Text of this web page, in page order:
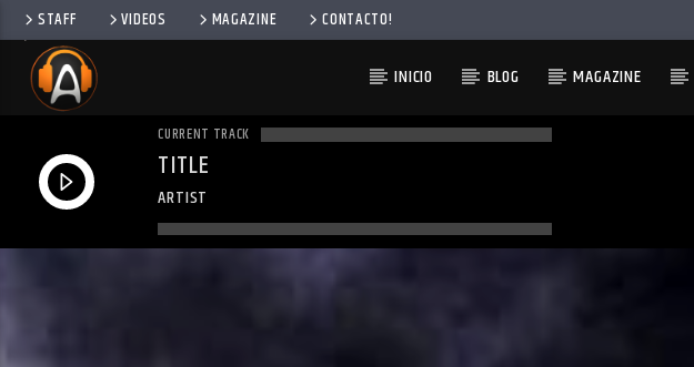
STAFF VIDEOS MAGAZINE CONTACTO!
INICIO BLOG MAGAZINE
CURRENT TRACK
TITLE
ARTIST